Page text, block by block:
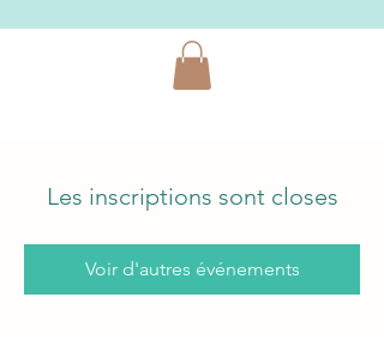
Les inscriptions sont closes
Voir d'autres événements